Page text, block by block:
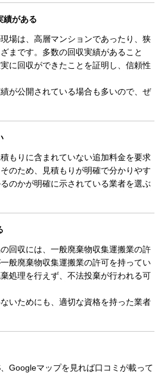
績がある
場は、高層マンションであったり、狭
まです。多数の回収実績があること
に回収ができたことを証明し、信頼性
が公開されている場合も多いので、ぜ
もりに含まれていない追加料金を要求
のため、見積もりが明確で分かりやす
のかが明確に示されている業者を選ぶ
回収には、一般廃棄物収集運搬業の許
般廃棄物収集運搬業の許可を持ってい
処理を行えず、不法投棄が行われる可
いためにも、適切な資格を持った業者
Googleマップを見れば口コミが載って